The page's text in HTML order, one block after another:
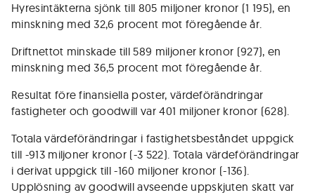
Hyresintäkterna sjönk till 805 miljoner kronor (1 195), en
minskning med 32,6 procent mot föregående år.
Driftnettot minskade till 589 miljoner kronor (927), en
minskning med 36,5 procent mot föregående år.
Resultat före finansiella poster, värdeförändringar
fastigheter och goodwill var 401 miljoner kronor (628).
Totala värdeförändringar i fastighetsbeståndet uppgick
till -913 miljoner kronor (-3 522). Totala värdeförändringar
i derivat uppgick till -160 miljoner kronor (-136).
Upplösning av goodwill avseende uppskjuten skatt var